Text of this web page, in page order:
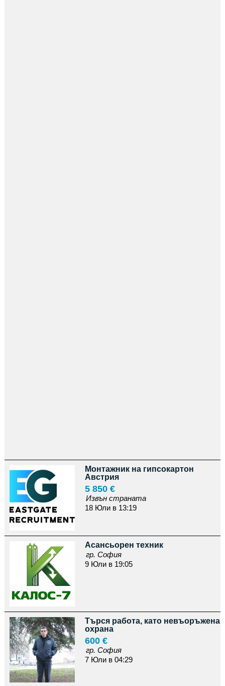
Монтажник на гипсокартон
Австрия
5 850 €
Извън страната
18 Юли в 13:19
Асансьорен техник
гр. София
9 Юли в 19:05
Търся работа, като невъоръжена
охрана
600 €
гр. София
7 Юли в 04:29